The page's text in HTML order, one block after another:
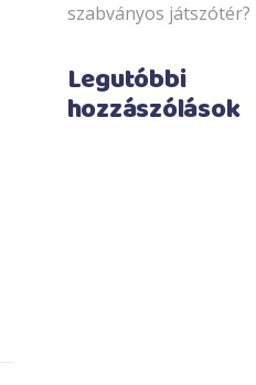
szabványos játszótér?
Legutóbbi
hozzászólások